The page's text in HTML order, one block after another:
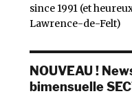
Primitive (Trouble In
since 1991 (et
Lawrence-de-Felt)
NOUVEAU !
bimensuelle